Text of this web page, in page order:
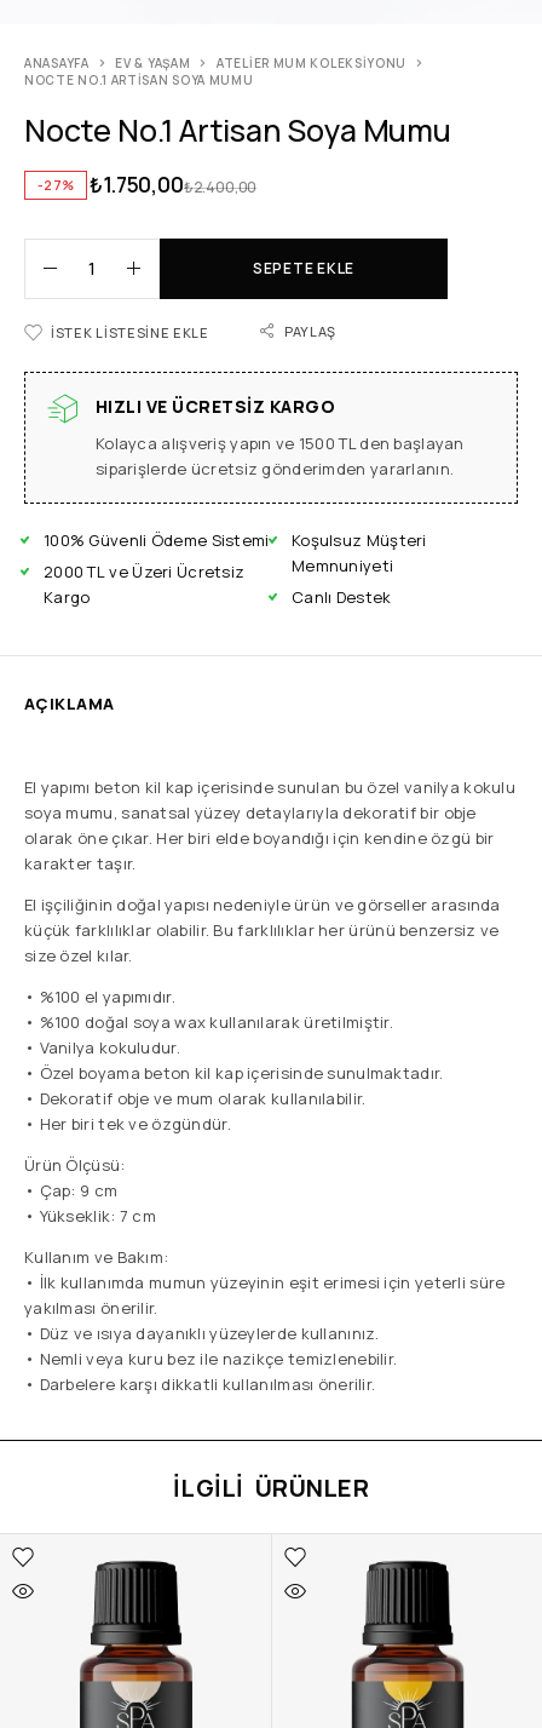
ANASAYFA EV & YAŞAM
ATELIER MUM KOLEKSIYONU
NOCTE NO.1 ARTISAN SOYA MUMU
Nocte No.1 Artisan Soya Mumu
-27% ₺2.400,00
₺1.750,00
SEPETE EKLE
İSTEK LISTESINE EKLE PAYLAŞ
HIZLI VE ÜCRETSIZ KARGO
Kolayca alışveriş yapın ve 1500 TL den başlayan
siparişlerde ücretsiz gönderimden yararlanın.
100% Güvenli Ödeme Sistemi
2000 TL ve Üzeri Ücretsiz
Kargo
Koşulsuz Müşteri
Memnuniyeti
Canlı Destek
AÇIKLAMA
El yapımı beton kil kap içerisinde sunulan bu özel vanilya kokulu
soya mumu, sanatsal yüzey detaylarıyla dekoratif bir obje
olarak öne çıkar. Her biri elde boyandığı için kendine özgü bir
karakter taşır.
El işçiliğinin doğal yapısı nedeniyle ürün ve görseller arasında
küçük farklılıklar olabilir. Bu farklılıklar her ürünü benzersiz ve
size özel kılar.
• %100 el yapımıdır.
• %100 doğal soya wax kullanılarak üretilmiştir.
• Vanilya kokuludur.
• Özel boyama beton kil kap içerisinde sunulmaktadır.
• Dekoratif obje ve mum olarak kullanılabilir.
• Her biri tek ve özgündür.
Ürün Ölçüsü:
• Çap: 9 cm
• Yükseklik: 7 cm
Kullanım ve Bakım:
• İlk kullanımda mumun yüzeyinin eşit erimesi için yeterli süre
yakılması önerilir.
• Düz ve ısıya dayanıklı yüzeylerde kullanınız.
• Nemli veya kuru bez ile nazikçe temizlenebilir.
• Darbelere karşı dikkatli kullanılması önerilir.
İLGILI ÜRÜNLER